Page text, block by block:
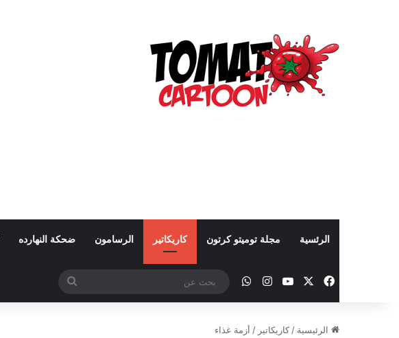
الرئسية مجلة توميتو كرتون كاريكاتير الرسامون ضحكة النهارده
فيسبوك ‫YouTube
انستقرامواتساب
بحث
عن
الرئيسية / كاريكاتير / أزمة غذاء